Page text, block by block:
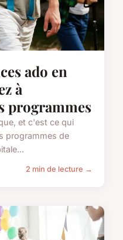
ado en
à
programmes
et c'est ce qui
programmes de
2 min de lecture →